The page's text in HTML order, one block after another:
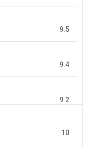
9.5
9.4
9.2
10